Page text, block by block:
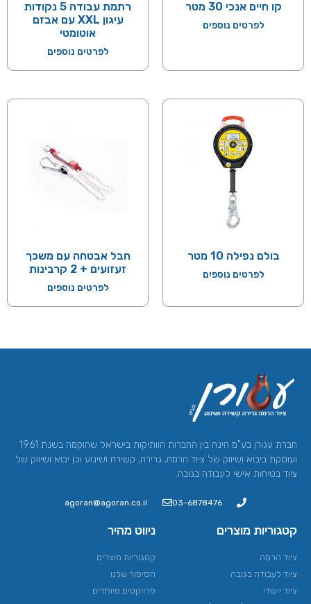
קו חיים אנכי 30 מטר
לפרטים נוספים
רתמת עבודה 5 נקודות
עיגון XXL עם אבזם
אוטומטי
לפרטים נוספים
בולם נפילה 10 מטר
לפרטים נוספים
חבל אבטחה עם משכך
זעזועים + 2 קרבינות
לפרטים נוספים
חברת עגורן בע"מ הינה בין החברות הוותיקות בישראל שהוקמה בשנת 1961
ועוסקת ביבוא ושיווק של ציוד הרמה, גרירה, קשירה ושינוע וכן יבוא ושיווק של
ציוד בטיחות אישי לעבודה בגובה.
03-6878476
agoran@agoran.co.il
קטגוריות מוצרים
ציוד הרמה​
ציוד לעבודה בגובה
ציוד ייעודי
ניווט מהיר
קטגוריות מוצרים
הסיפור שלנו
פרויקטים מיוחדים